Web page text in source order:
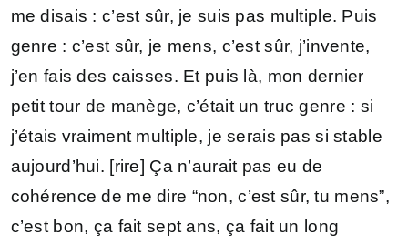
me disais : c’est sûr, je suis pas multiple. Puis
genre : c’est sûr, je mens, c’est sûr, j’invente,
j’en fais des caisses. Et puis là, mon dernier
petit tour de manège, c’était un truc genre : si
j’étais vraiment multiple, je serais pas si stable
aujourd’hui. [rire] Ça n’aurait pas eu de
cohérence de me dire “non, c’est sûr, tu mens”,
c’est bon, ça fait sept ans, ça fait un long